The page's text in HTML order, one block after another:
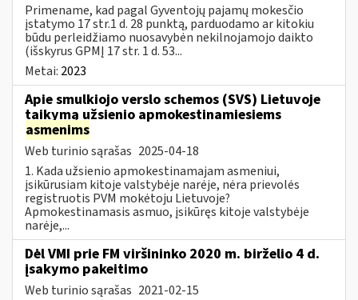
Primename, kad pagal Gyventojų pajamų mokesčio
įstatymo 17 str.1 d. 28 punktą, parduodamo ar kitokiu
būdu perleidžiamo nuosavybėn nekilnojamojo daikto
(išskyrus GPMĮ 17 str. 1 d. 53...
Metai: 2023
Apie smulkiojo verslo schemos (SVS) Lietuvoje
taikymą užsienio apmokestinamiesiems
asmenims
Web turinio sąrašas 2025-04-18
1. Kada užsienio apmokestinamajam asmeniui,
įsikūrusiam kitoje valstybėje narėje, nėra prievolės
registruotis PVM mokėtoju Lietuvoje?
Apmokestinamasis asmuo, įsikūręs kitoje valstybėje
narėje,...
Dėl VMI prie FM viršininko 2020 m. birželio 4 d.
įsakymo pakeitimo
Web turinio sąrašas 2021-02-15